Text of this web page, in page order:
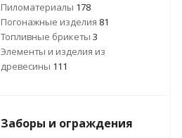
Пиломатериалы 178
Погонажные изделия 81
Топливные брикеты 3
Элементы и изделия из
древесины 111
Заборы и ограждения